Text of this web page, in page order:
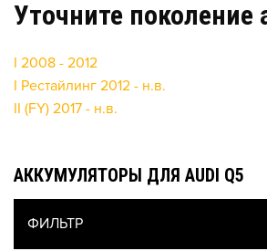
Уточните поколение
I 2008 - 2012
I Рестайлинг 2012 - н.в.
II (FY) 2017 - н.в.
АККУМУЛЯТОРЫ ДЛЯ AUDI Q5
ФИЛЬТР